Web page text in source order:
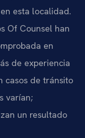
esta localidad.
Of Counsel han
en
de experiencia
casos de tránsito
varían;
un resultado